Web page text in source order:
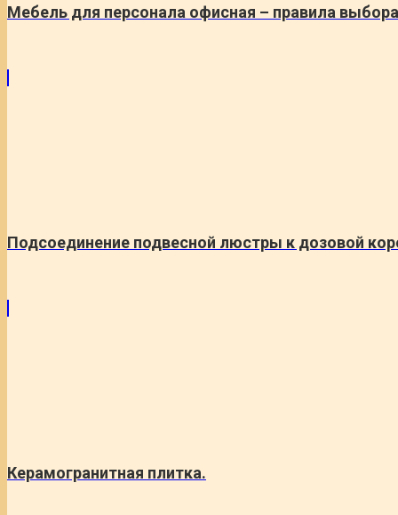
Мебель для персонала офисная – правила выбора
Подсоединение подвесной люстры к дозовой
Керамогранитная плитка.